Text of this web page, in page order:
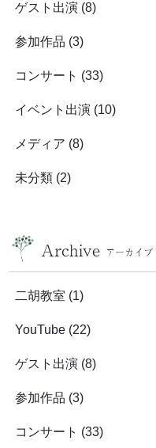
ゲスト出演 (8)
参加作品 (3)
コンサート (33)
イベント出演 (10)
メディア (8)
未分類 (2)
Archive アーカイブ
二胡教室 (1)
YouTube (22)
ゲスト出演 (8)
参加作品 (3)
コンサート (33)